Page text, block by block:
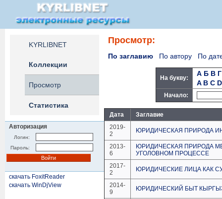
KYRLIBNET
Коллекции
Просмотр
Статистика
Авторизация
Логин:
Пароль:
скачать FoxitReader
скачать WinDjView
Просмотр:
По заглавию По автору По
На букву:
А Б В Г
A B C D
Начало:
Дата
Заглавие
2019-
2
ЮРИДИЧЕСКАЯ ПРИРОДА
2013-
6
ЮРИДИЧЕСКАЯ ПРИРОДА
УГОЛОВНОМ ПРОЦЕССЕ
2017-
2
ЮРИДИЧЕСКИЕ ЛИЦА КАК
2014-
9
ЮРИДИЧЕСКИЙ БЫТ